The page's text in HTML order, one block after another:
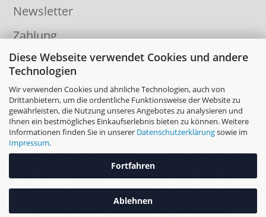
Diese Webseite verwendet Cookies und andere
Technologien
Wir verwenden Cookies und ähnliche Technologien, auch von
Drittanbietern, um die ordentliche Funktionsweise der Website zu
gewährleisten, die Nutzung unseres Angebotes zu analysieren und
Ihnen ein bestmögliches Einkaufserlebnis bieten zu können. Weitere
Informationen finden Sie in unserer Datenschutzerklärungsowie im
Impressum.
Fortfahren
Ablehnen
Newsletter
Zahlung
Informationen
Die Inhalte dieser Seiten sind urheberrechtlich, als wesentliche Teile
von Datenbanken oder als sonstige gewerbliche Schutzrechte
geschützt. Alle Rechte vorbehalten.
Nachdrucke, öffentliches Zugänglichmachen, insbesondere durch
Aufnahme in fremde Internetangebote und Online Dienste sowie
Vervielfältigungen auf Datenträger aller Art, z.B. CD- ROM, DVD-